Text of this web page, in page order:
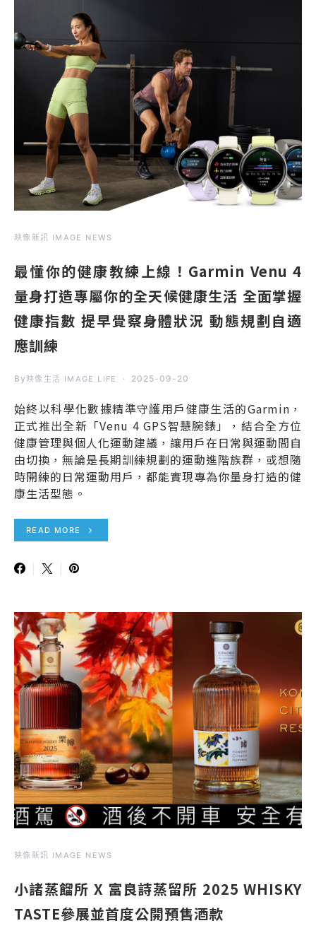
映像新訊 IMAGE NEWS
最懂你的健康教練上線！Garmin Venu 4
量身打造專屬你的全天候健康生活 全面掌握
健康指數 提早覺察身體狀況 動態規劃自適
應訓練
By 映像生活 IMAGE LIFE 2025-09-20
始終以科學化數據精準守護用戶健康生活的Garmin，
正式推出全新「Venu 4 GPS智慧腕錶」，結合全方位
健康管理與個人化運動建議，讓用戶在日常與運動間自
由切換，無論是長期訓練規劃的運動進階族群，或想隨
時開練的日常運動用戶，都能實現專為你量身打造的健
康生活型態。
READ MORE
映像新訊 IMAGE NEWS
小諸蒸餾所 X 富良詩蒸留所 2025 WHISKY
TASTE參展並首度公開預售酒款